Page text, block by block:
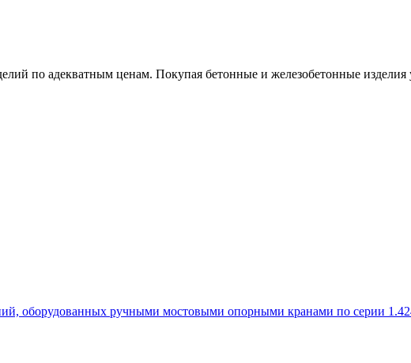
по адекватным ценам. Покупая бетонные и железобетонные изделия
оборудованных ручными мостовыми опорными кранами по серии